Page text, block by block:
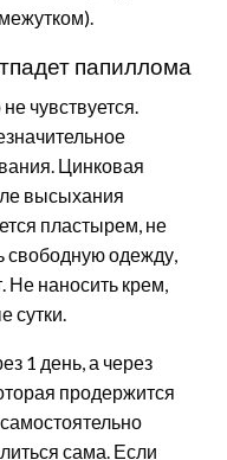
папиллома
чувствуется.
Цинковая
высыхания
пластырем, не
свободную одежду,
Не наносить крем,
сутки.
1 день, а через
продержится
сама. Если